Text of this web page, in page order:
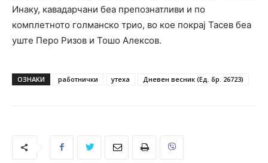
Инаку, кавадарчани беа препознатливи и по
комплетното голманско трио, во кое покрај Тасев беа
уште Перо Ризов и Тошо Алексов.
ОЗНАКИ работнички утеха Дневен весник (Ед. бр. 26723)